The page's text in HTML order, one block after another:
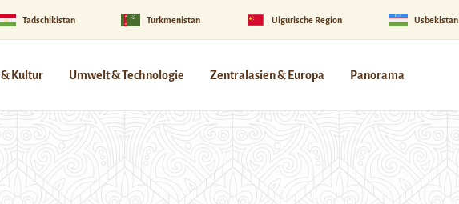
Tadschikistan Turkmenistan Uigurische Region Usbekistan
Kultur Umwelt & Technologie Zentralasien & Europa Panorama